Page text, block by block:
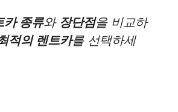
카 종류와 장단점을 비교하
적의 렌트카를 선택하세